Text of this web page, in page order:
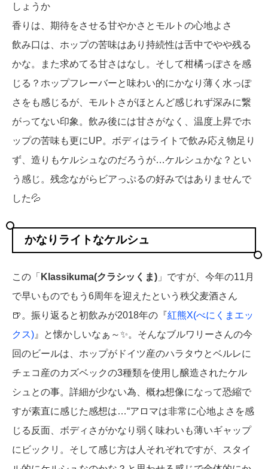
しょうか
香りは、期待をさせる甘やかさとモルトの心地よさ
飲み口は、ホップの苦味はあり持続性は舌中でやや残る
かな。また求めてる甘さはなし。そして柑橘っぽさを感
じる？ホップフレーバーと味わい的にかなり薄く水っぽ
さをも感じるが、モルトさがほとんど感じれず深みに繋
がってない印象。飲み後には甘さがなく、温度上昇でホ
ップの苦味も更にUP。ボディはライトで飲み応え物足り
ず、造りもケルシュなのだろうが…ケルシュかな？とい
う感じ。残念ながらビアっぷるの好みではありませんで
した💦
かなりライトなケルシュ
この「 Klassikuma(クラシッくま) 」ですが、今年の11月
で早いものでもう6周年を迎えたという秩父麦酒さん
🍺。振り返ると初飲みが2018年の『紅熊X(べにくまエッ
クス) 』と懐かしいなぁ～✨。そんなブルワリーさんの今
回のビールは、ホップがドイツ産のハラタウとベルレに
チェコ産のカズベックの3種類を使用し醸造されたケル
シュとの事。詳細が少ない為、概ね想像になって恐縮で
すが素直に感じた感想は…“アロマは非常に心地よさを感
じる反面、ボディさがかなり弱く味わいも薄いギャップ
にビックリ。そして感じ方は人それぞれですが、スタイ